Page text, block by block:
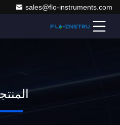
sales@flo-instruments.com